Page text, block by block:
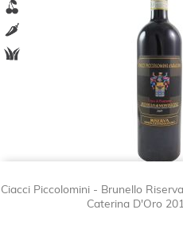
Ciacci Piccolomini - Brunello
Caterina D'Oro